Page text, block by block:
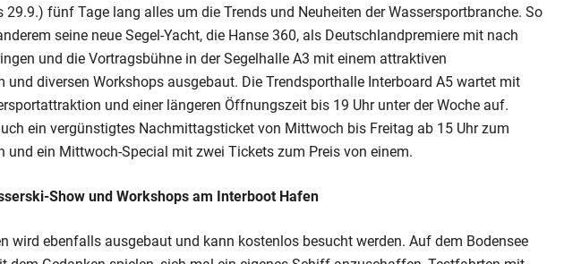
29.9.) fünf Tage lang alles um die Trends und Neuheiten der Wassersportbranche. So
seine neue Segel-Yacht, die Hanse 360, als Deutschlandpremiere mit nach
und die Vortragsbühne in der Segelhalle A3 mit einem attraktiven
und diversen Workshops ausgebaut. Die Trendsporthalle Interboard A5 wartet mit
und einer längeren Öffnungszeit bis 19 Uhr unter der Woche auf.
ein vergünstigtes Nachmittagsticket von Mittwoch bis Freitag ab 15 Uhr zum
und ein Mittwoch-Special mit zwei Tickets zum Preis von einem.
Show und Workshops am Interboot Hafen
wird ebenfalls ausgebaut und kann kostenlos besucht werden. Auf dem Bodensee